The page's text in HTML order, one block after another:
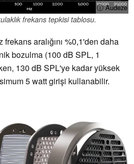
ⓘ Audeze
frekans tepkisi tablosu.
aralığını %0,1'den daha
bozulma (100 dB SPL, 1
130 dB SPL'ye kadar yüksek
5 watt girişi kullanabilir.